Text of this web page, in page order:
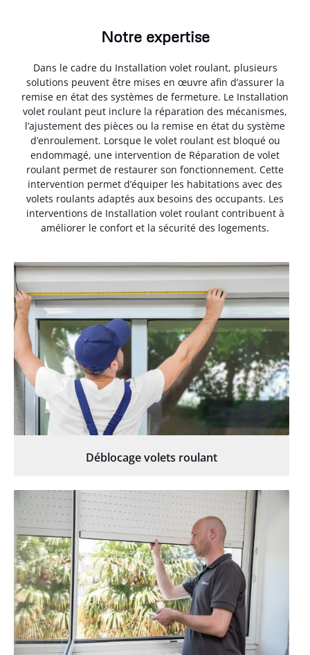
Notre expertise
Dans le cadre du Installation volet roulant, plusieurs
solutions peuvent être mises en œuvre afin d’assurer la
remise en état des systèmes de fermeture. Le Installation
volet roulant peut inclure la réparation des mécanismes,
l’ajustement des pièces ou la remise en état du système
d’enroulement. Lorsque le volet roulant est bloqué ou
endommagé, une intervention de Réparation de volet
roulant permet de restaurer son fonctionnement. Cette
intervention permet d’équiper les habitations avec des
volets roulants adaptés aux besoins des occupants. Les
interventions de Installation volet roulant contribuent à
améliorer le confort et la sécurité des logements.
Déblocage volets roulant